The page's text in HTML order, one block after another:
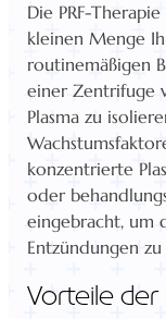
Die PRF-
kleinen Menge
routinemäßigen
einer Zentrifuge
Plasma zu
konzentrierte
oder
eingebracht, um
Entzündungen
Vorteile der